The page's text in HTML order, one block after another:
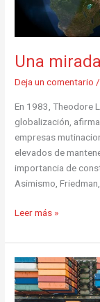
Una
Deja un comentario
En 1983, Theodore
globalización,
empresas
elevados de
importancia de
Asimismo,
Leer más »
La
Logística
en